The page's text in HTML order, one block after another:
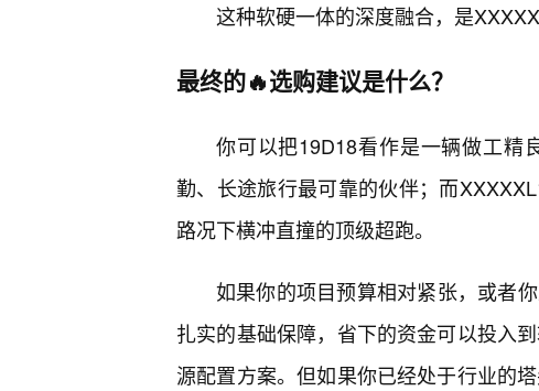
这种软硬一体的深度融合，是
最终的🔥选购建议是什么？
你可以把19D18看作是一辆做工精
勤、长途旅行最可靠的伙伴；而
路况下横冲直撞的顶级超跑。
如果你的项目预算相对紧张，或者
扎实的基础保障，省下的资金可以投入
源配置方案。但如果你已经处于行业的